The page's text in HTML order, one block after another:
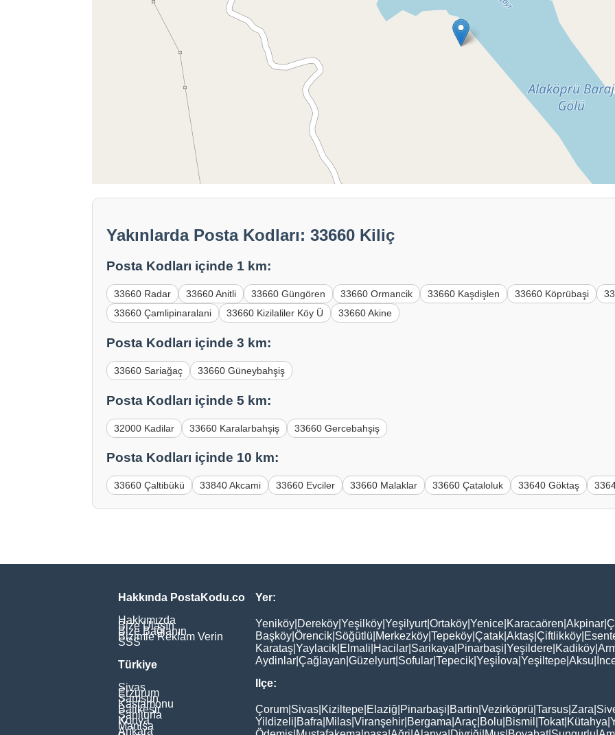
Yakınlarda Posta Kodları: 33660 Kiliç
Posta Kodları içinde 1 km:
33660 Radar 33660 Anitli 33660 Güngören 33660 Ormancik 33660 Kaşdişlen 33660 Köprübaşi
33660 Çamlipinaralani
33660 Kizilaliler Köy Ü 33660 Akine
Posta Kodları içinde 3 km:
33660 Sariağaç 33660 Güneybahşiş
Posta Kodları içinde 5 km:
32000 Kadilar 33660 Karalarbahşiş 33660 Gercebahşiş
Posta Kodları içinde 10 km:
33660 Çaltibükü 33840 Akcami 33660 Evciler 33660 Malaklar 33660 Çataloluk 33640 Göktaş
Hakkında PostaKodu.co
Hakkımızda
Bize Ulaşın
Bize Bağlanın
Bizimle Reklam Verin
SSS
Türkiye
Sivas
Erzurum
Samsun
Kastamonu
Balikesir
Şanliurfa
Konya
Manisa
Ankara
Yer:
Yeniköy Dereköy Yeşilköy Yeşilyurt|Ortaköy Yenice Karacaören Akpinar
Başköy Örencik Söğütlü Merkezköy Tepeköy Çatak Aktaş Çiftlikköy
Karataş Yaylacik Elmali Hacilar Sarikaya Pinarbaşi Yeşildere Kadiköy
Aydinlar Çağlayan Güzelyurt| Sofular Tepecik Yeşilova Yeşiltepe Aksu
Ilçe:
Çorum Sivas Kiziltepe Elaziğ Pinarbaşi Bartin Vezirköprü Tarsus Zara
Yildizeli Bafra Milas Viranşehir Bergama Araç Bolu Bismil Tokat| Kütahya